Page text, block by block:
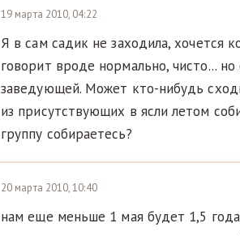
19 марта 2010, 04:22
Я в сам садик не заходила, хочется
говорит вроде нормально, чисто...
заведующей. Может кто-нибудь
из присутствующих в ясли летом
группу собираетесь?
20 марта 2010, 10:40
нам еще меньше 1 мая будет 1,5